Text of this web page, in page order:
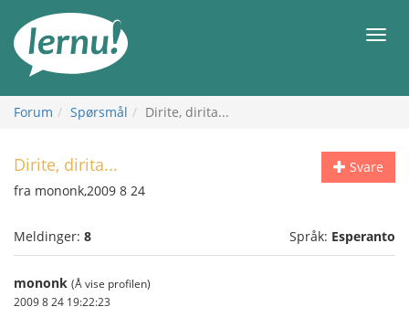
innholdet
Meny
Forum Spørsmål Dirite, dirita...
Svare
Dirite, dirita...
fra mononk,2009 8 24
Meldinger: 8 Språk: Esperanto
mononk (Å vise profilen)
2009 8 24 19:22:23